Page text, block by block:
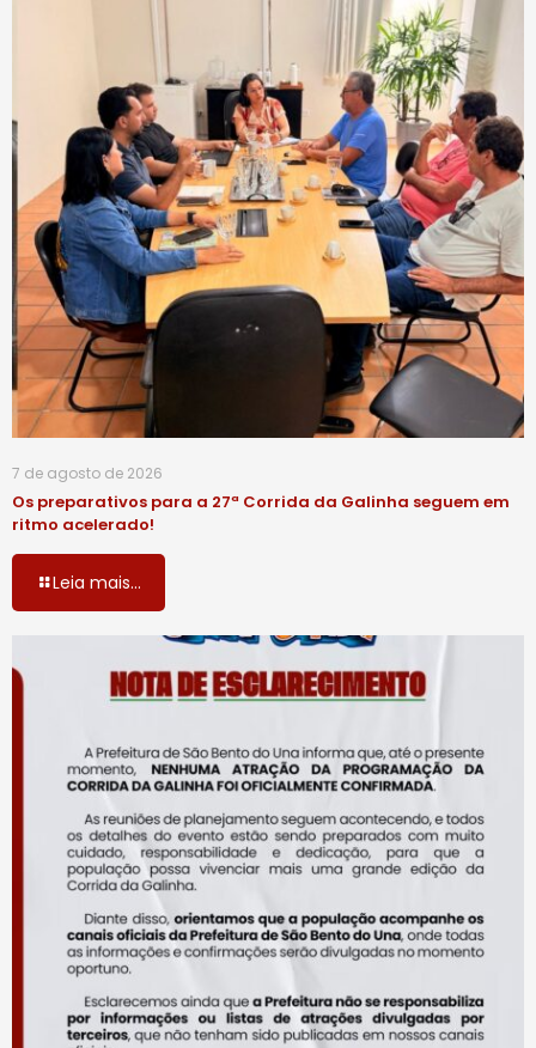
7 de agosto de 2026
Os preparativos para a 27ª Corrida da Galinha seguem em
ritmo acelerado!
Leia mais...